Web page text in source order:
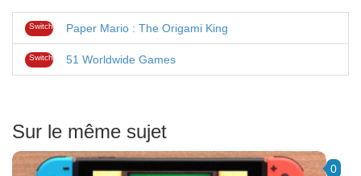
Switch Paper Mario : The Origami King
Switch 51 Worldwide Games
Sur le même sujet
0